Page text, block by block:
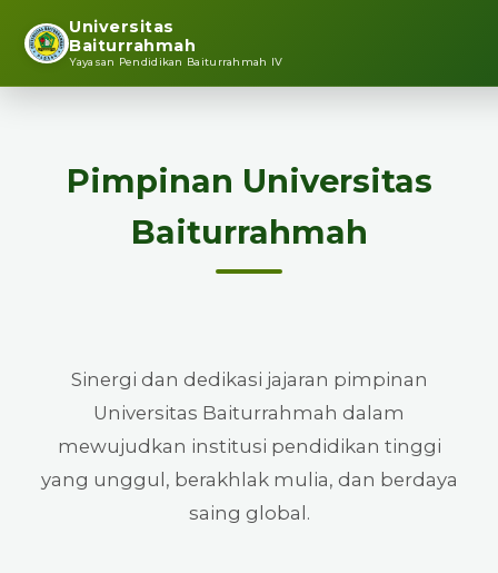
Universitas
Baiturrahmah
Yayasan Pendidikan Baiturrahmah IV
Pimpinan Universitas
Baiturrahmah
Sinergi dan dedikasi jajaran pimpinan
Universitas Baiturrahmah dalam
mewujudkan institusi pendidikan tinggi
yang unggul, berakhlak mulia, dan berdaya
saing global.